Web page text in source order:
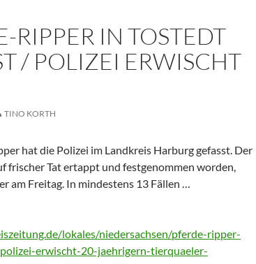
RIPPER IN TOSTEDT
/ POLIZEI ERWISCHT
TINO KORTH
hat die Polizei im Landkreis Harburg gefasst. Der
frischer Tat ertappt und festgenommen worden,
am Freitag. In mindestens 13 Fällen …
lokales/niedersachsen/pferde-ripper-
erwischt-20-jaehrigern-tierquaeler-